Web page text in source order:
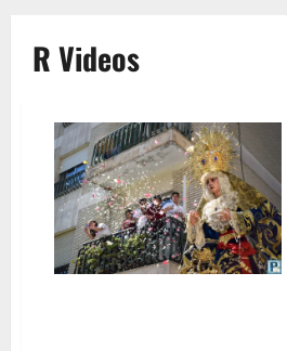
R Videos